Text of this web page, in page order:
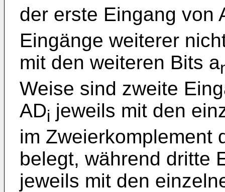
der erste Eingang von
Eingänge weiterer
mit den weiteren Bits a
Weise sind zweite
ADi jeweils mit den
im Zweierkomplement
belegt, während dritte
jeweils mit den